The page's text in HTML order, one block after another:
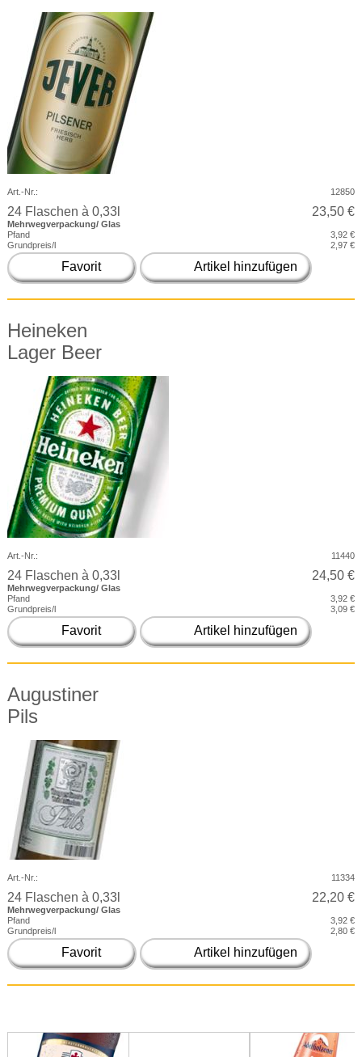
Art.-Nr.: 12850
24 Flaschen à 0,33l 23,50 €
Mehrwegverpackung/ Glas
Pfand
3,92 €
Grundpreis/l
2,97 €
Favorit Artikel hinzufügen
Heineken
Lager Beer
Art.-Nr.: 11440
24 Flaschen à 0,33l 24,50 €
Mehrwegverpackung/ Glas
Pfand
3,92 €
Grundpreis/l
3,09 €
Favorit Artikel hinzufügen
Augustiner
Pils
Art.-Nr.: 11334
24 Flaschen à 0,33l 22,20 €
Mehrwegverpackung/ Glas
Pfand
3,92 €
Grundpreis/l
2,80 €
Favorit Artikel hinzufügen